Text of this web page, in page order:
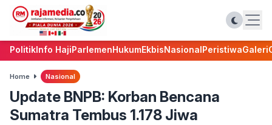
PolitikInfo HajiParlemenHukumEkbisNasionalPeristiwaGaleri
Home Nasional
Update BNPB: Korban Bencana
Sumatra Tembus 1.178 Jiwa